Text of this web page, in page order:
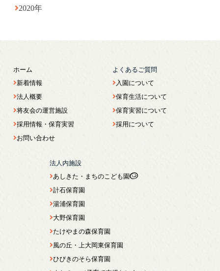
2020年
ホーム
新着情報
法人概要
将友会の運営施設
採用情報・保育実習
お問い合わせ
よくあるご質問
入園について
保育生活について
保育実習について
採用について
法人内施設
あしきた・まちのこども園
計石保育園
湯浦保育園
大野保育園
たけやまの森保育園
風の丘・上大岡東保育園
ひびきのそら保育園